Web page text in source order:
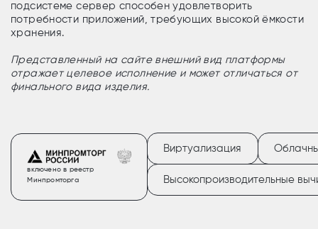
подсистеме сервер способен удовлетворить
потребности приложений, требующих высокой ёмкости
хранения.
Представленный на сайте внешний вид платформы
отражает целевое исполнение и может отличаться от
финального вида изделия.
включено в реестр
Минпромторга
Виртуализация
Высокопроизводительные